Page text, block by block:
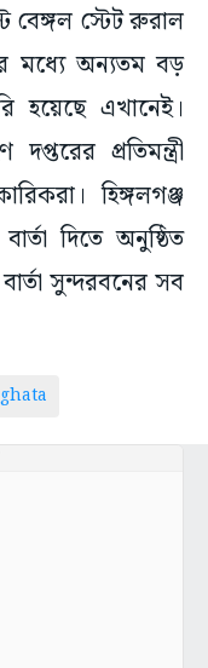
বেঙ্গল স্টেট রুরাল
মধ্যে অন্যতম বড়
হয়েছে এখানেই।
প্রতিমন্ত্রী
হিঙ্গলগঞ্জ
দিতে অনুষ্ঠিত
সুন্দরবনের সব